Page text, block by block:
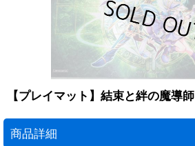
【プレイマット】結束と絆の魔導師
商品詳細